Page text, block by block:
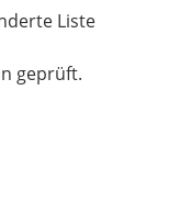
Liste
geprüft.